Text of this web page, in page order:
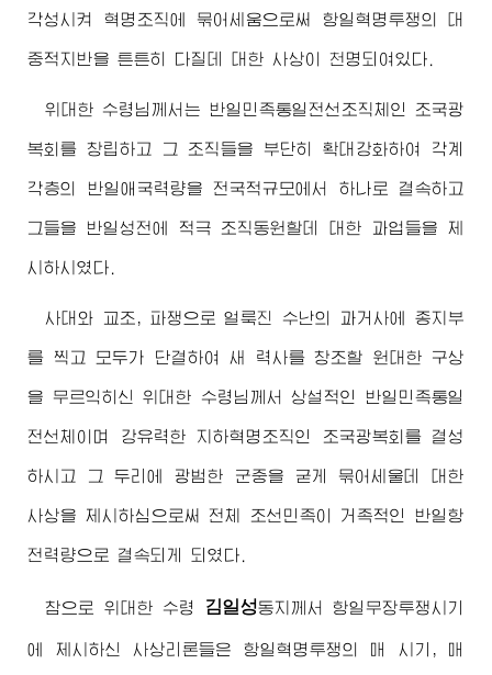
각성시켜 혁명조직에 묶어세움으로써 항일혁명투쟁의 대
중적지반을 튼튼히 다질데 대한 사상이 천명되여있다.
위대한 수령님께서는 반일민족통일전선조직체인 조국광
복회를 창립하고 그 조직들을 부단히 확대강화하여 각계
각층의 반일애국력량을 전국적규모에서 하나로 결속하고
그들을 반일성전에 적극 조직동원할데 대한 과업들을 제
시하시였다.
사대와 교조, 파쟁으로 얼룩진 수난의 과거사에 종지부
를 찍고 모두가 단결하여 새 력사를 창조할 원대한 구상
을 무르익히신위대한 수령님께서 상설적인 반일민족통일
전선체이며 강유력한 지하혁명조직인 조국광복회를 결성
하시고 그 두리에 광범한 군중을 굳게 묶어세울데 대한
사상을 제시하심으로써 전체 조선민족이 거족적인 반일항
전력량으로 결속되게 되였다.
참으로 위대한 수령 김일성동지 께서 항일무장투쟁시기
에 제시하신 사상리론들은 항일혁명투쟁의 매 시기, 매